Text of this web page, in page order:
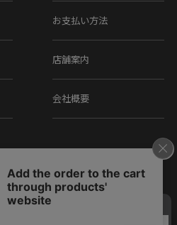
お支払い方法
店舗案内
会社概要